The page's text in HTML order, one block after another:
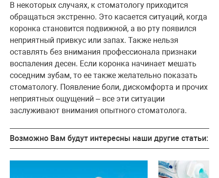
В некоторых случаях, к стоматологу приходится
обращаться экстренно. Это касается ситуаций, когда
коронка становится подвижной, а во рту появился
неприятный привкус или запах. Также нельзя
оставлять без внимания профессионала признаки
воспаления десен. Если коронка начинает мешать
соседним зубам, то ее также желательно показать
стоматологу. Появление боли, дискомфорта и прочих
неприятных ощущений – все эти ситуации
заслуживают внимания опытного стоматолога.
Возможно Вам будут интересны наши другие статьи: